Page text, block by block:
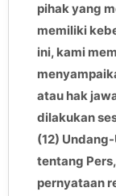
pihak yang
memiliki
ini, kami
atau hak
dilakukan
(12)
tentang
pernyataan